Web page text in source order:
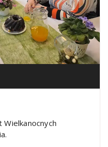
Wielkanocnych